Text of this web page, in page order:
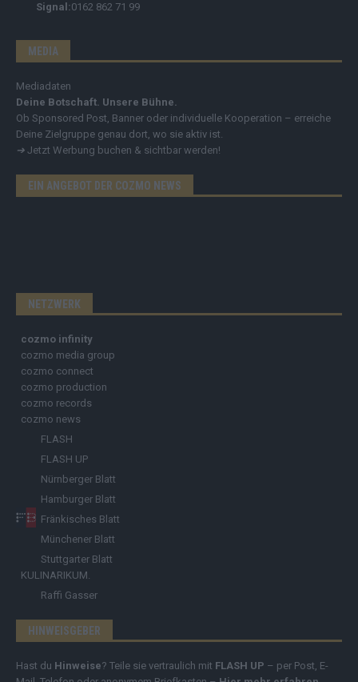
Signal:0162 862 71 99
MEDIA
Mediadaten
Deine Botschaft. Unsere Bühne.
Ob Sponsored Post, Banner oder individuelle Kooperation – erreiche
Deine Zielgruppe genau dort, wo sie aktiv ist.
➔ Jetzt Werbung buchen & sichtbar werden!
EIN ANGEBOT DER COZMO NEWS
NETZWERK
cozmo infinity
cozmo media group
cozmo connect
cozmo production
cozmo records
cozmo news
FLASH
FLASH UP
Nürnberger Blatt
Hamburger Blatt
Fränkisches Blatt
Münchener Blatt
Stuttgarter Blatt
KULINARIKUM.
Raffi Gasser
HINWEISGEBER
Hast du Hinweise? Teile sie vertraulich mit FLASH UP – per Post, E-